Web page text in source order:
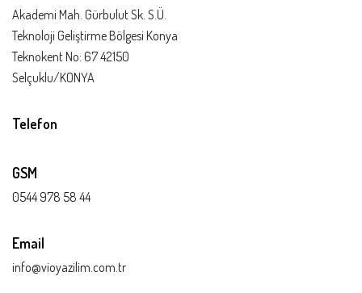
Akademi Mah. Gürbulut Sk. S.Ü.
Teknoloji Geliştirme Bölgesi Konya
Teknokent No: 67 42150
Selçuklu/KONYA
Telefon
GSM
0544 978 58 44
Email
info@vioyazilim.com.tr